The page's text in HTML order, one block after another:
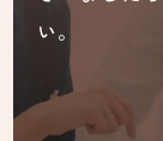
い。